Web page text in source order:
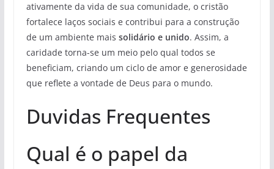
ativamente da vida de sua comunidade, o cristão
fortalece laços sociais e contribui para a construção
de um ambiente mais solidário e unido. Assim, a
caridade torna-se um meio pelo qual todos se
beneficiam, criando um ciclo de amor e generosidade
que reflete a vontade de Deus para o mundo.
Duvidas Frequentes
Qual é o papel da